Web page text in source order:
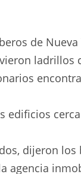
de
edificios
dijeron los
agencia